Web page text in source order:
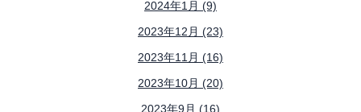
2024年1月 (9)
2023年12月 (23)
2023年11月 (16)
2023年10月 (20)
2023年9月 (16)